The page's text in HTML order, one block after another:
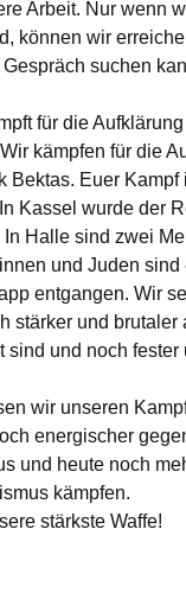
Arbeit. Nur wenn
können wir
suchen
für die
kämpfen für die
Bektas. Euer Kampf
Kassel wurde der
In Halle sind zwei
und Juden sind
entgangen. Wir
stärker und brutaler
sind und noch fester
wir unseren
energischer
und heute noch
kämpfen.
stärkste Waffe!